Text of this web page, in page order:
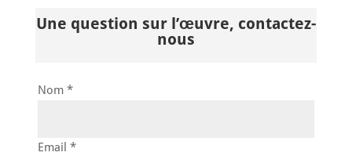
Une question sur l’œuvre, contactez-
nous
Nom *
Email *